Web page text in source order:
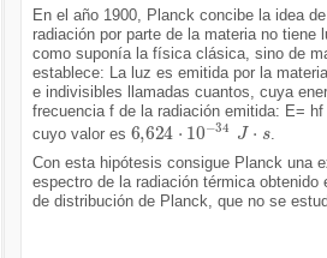
En el año 1900, Planck concibe la idea
radiación por parte de la materia no tiene
como suponía la física clásica, sino de
establece: La luz es emitida por la
e indivisibles llamadas cuantos, cuya
frecuencia f de la radiación emitida: E=
cuyo valor es
6,624·10-34 J·s
Con esta hipótesis consigue Planck una
espectro de la radiación térmica obtenido
de distribución de Planck, que no se